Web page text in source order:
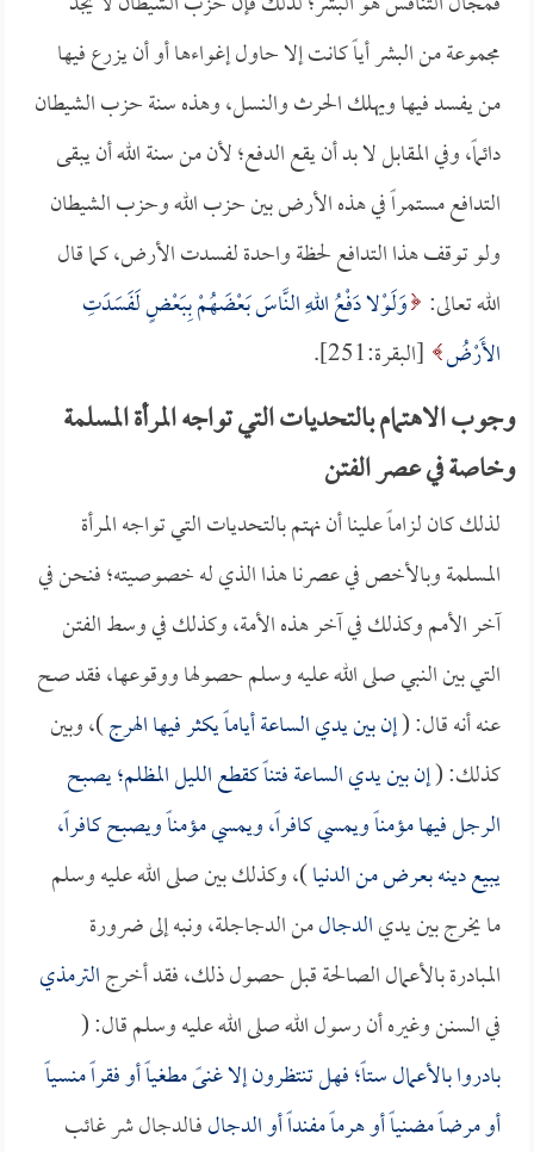
مجموعة من البشر أياً كانت إلا حاول إغواءها أو أن يزرع فيها
من يفسد فيها ويهلك الحرث والنسل، وهذه سنة حزب الشيطان
دائماً، وفي المقابل لا بد أن يقع الدفع؛ لأن من سنة الله أن يبقى
التدافع مستمراً في هذه الأرض بين حزب الله وحزب الشيطان
ولو توقف هذا التدافع لحظة واحدة لفسدت الأرض، كما قال
الله تعالى: وَلَوْلا دَفْعُ اللهِ النَّاسَ بَعْضَهُمْ بِبَعْضٍ لَفَسَدَتِ
الأَرْضُ [البقرة:251].
وجوب الاهتمام بالتحديات التي تواجه المرأة المسلمة
وخاصة في عصر الفتن
لذلك كان لزاماً علينا أن نهتم بالتحديات التي تواجه المرأة
المسلمة وبالأخص في عصرنا هذا الذي له خصوصيته؛ فنحن في
آخر الأمم وكذلك في آخر هذه الأمة، وكذلك في وسط الفتن
التي بين النبي صلى الله عليه وسلم حصولها ووقوعها، فقد صح
عنه أنه قال: (إن بين يدي الساعة أياماً يكثر فيها الهرج)، وبين
كذلك: (إن بين يدي الساعة فتناً كقطع الليل المظلم؛ يصبح
الرجل فيها مؤمناً ويمسي كافراً، ويمسي مؤمناً ويصبح كافراً،
يبيع دينه بعرض من الدنيا)، وكذلك بين صلى الله عليه وسلم
ما يخرج بين يديالدجالمن الدجاجلة، ونبه إلى ضرورة
المبادرة بالأعمال الصالحة قبل حصول ذلك، فقد أخرجالترمذي
في السنن وغيره أن رسول الله صلى الله عليه وسلم قال: (
بادروا بالأعمال ستاً؛ فهل تنتظرون إلا غنىً مطغياً أو فقراً منسياً
أو مرضاً مضنياً أو هرماً مفنداً أوالدجالفـالدجال شر غائب